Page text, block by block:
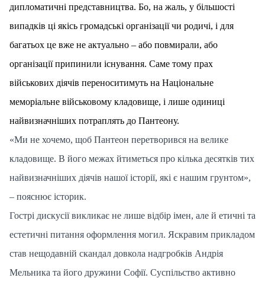
дипломатичні представництва. Бо, на жаль, у більшості
випадків ці якісь громадські організації чи родичі, і для
багатьох це вже не актуально – або повмирали, або
організації припинили існування. Саме тому прах
військових діячів переноситимуть на Національне
меморіальне військовому кладовище, і лише одиниці
найвизначніших потраплять до Пантеону.
«Ми не хочемо, щоб Пантеон перетворився на велике
кладовище. В його межах йтиметься про кілька десятків тих
найвизначніших діячів нашої історії, які є нашим грунтом»,
– пояснює історик.
Гострі дискусії викликає не лише відбір імен, але й етичні та
естетичні питання оформлення могил. Яскравим прикладом
став нещодавній скандал довкола надгробків Андрія
Мельника та його дружини Софії. Суспільство активно